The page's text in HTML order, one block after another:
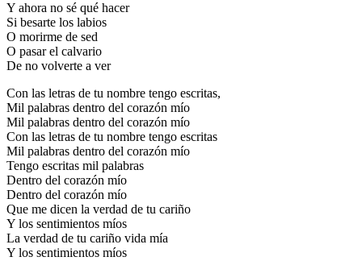
Y ahora no sé qué hacer
Si besarte los labios
O morirme de sed
O pasar el calvario
De no volverte a ver
Con las letras de tu nombre tengo escritas,
Mil palabras dentro del corazón mío
Mil palabras dentro del corazón mío
Con las letras de tu nombre tengo escritas
Mil palabras dentro del corazón mío
Tengo escritas mil palabras
Dentro del corazón mío
Dentro del corazón mío
Que me dicen la verdad de tu cariño
Y los sentimientos míos
La verdad de tu cariño vida mía
Y los sentimientos míos